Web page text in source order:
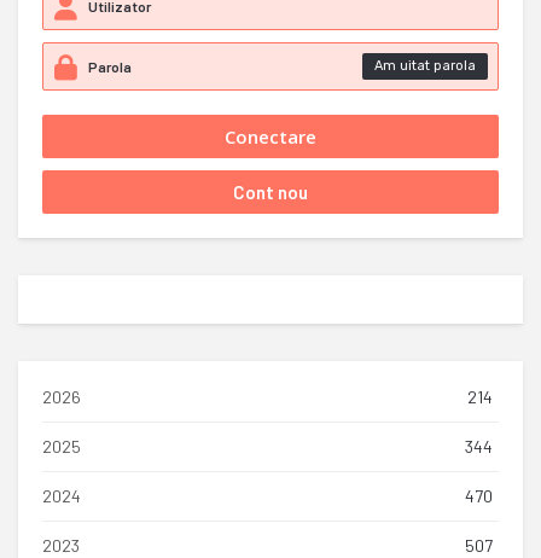
Am uitat parola
2026 214
2025 344
2024 470
2023 507